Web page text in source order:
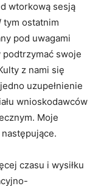
wtorkową sesją
tym ostatnim
pod uwagami
swoje
z nami się
uzupełnienie
wnioskodawców
Moje
czasu i wysiłku